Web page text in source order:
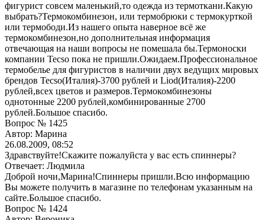
фигурист совсем маленький,то одежда из термоткани.Какую
выбрать?Термокомбинезон, или термобрюки с термокурткой
или термободи.Из нашего опыта наверное всё же
термокомбинезон,но дополнительная информация
отвечающая на наши вопросы не помешала бы.Термоноски
компании Tecso пока не пришли.Ожидаем.Профессиональное
термобелье для фигуристов в наличии двух ведущих мировых
брендов Tecso(Италия)-3700 рублей и Liod(Италия)-2200
рублей,всех цветов и размеров.Термокомбинезоны
однотонные 2200 рублей,комбинированные 2700
рублей.Большое спасибо.
Вопрос № 1425
Автор: Марина
26.08.2009, 08:52
Здравствуйте!Скажите пожалуйста у вас есть спиннеры?
Отвечает: Людмила
Доброй ночи,Марина!Спиннеры пришли.Всю информацию
Вы можете получить в магазине по телефонам указанным на
сайте.Большое спасибо.
Вопрос № 1424